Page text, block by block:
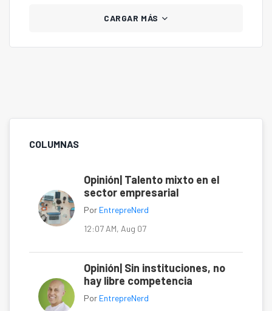
CARGAR MÁS
COLUMNAS
Opinión| Talento mixto en el
sector empresarial
Por EntrepreNerd
12:07 AM, Aug 07
Opinión| Sin instituciones, no
hay libre competencia
Por EntrepreNerd